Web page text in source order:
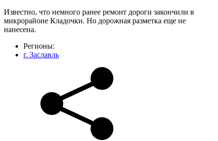
Известно, что немного ранее ремонт дороги закончили в
микрорайоне Кладочки. Но дорожная разметка еще не
нанесена.
Регионы:
г. Заславль